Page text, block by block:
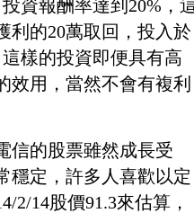
資報酬率達到20%，
利的20萬取回，投入於
樣的投資即便具有高
效用，當然不會有複利
信的股票雖然成長受
穩定，許多人喜歡以定
2/14股價91.3來估算，